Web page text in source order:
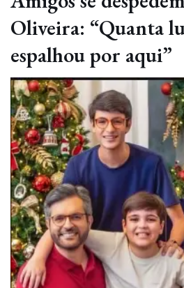
Oliveira: “Quanta
espalhou por aqui”